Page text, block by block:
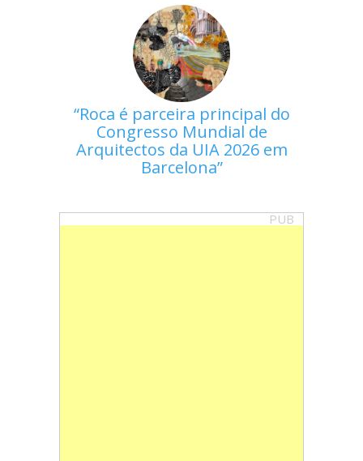
Roca é parceira principal do
Congresso Mundial de
Arquitectos da UIA 2026 em
Barcelona
PUB